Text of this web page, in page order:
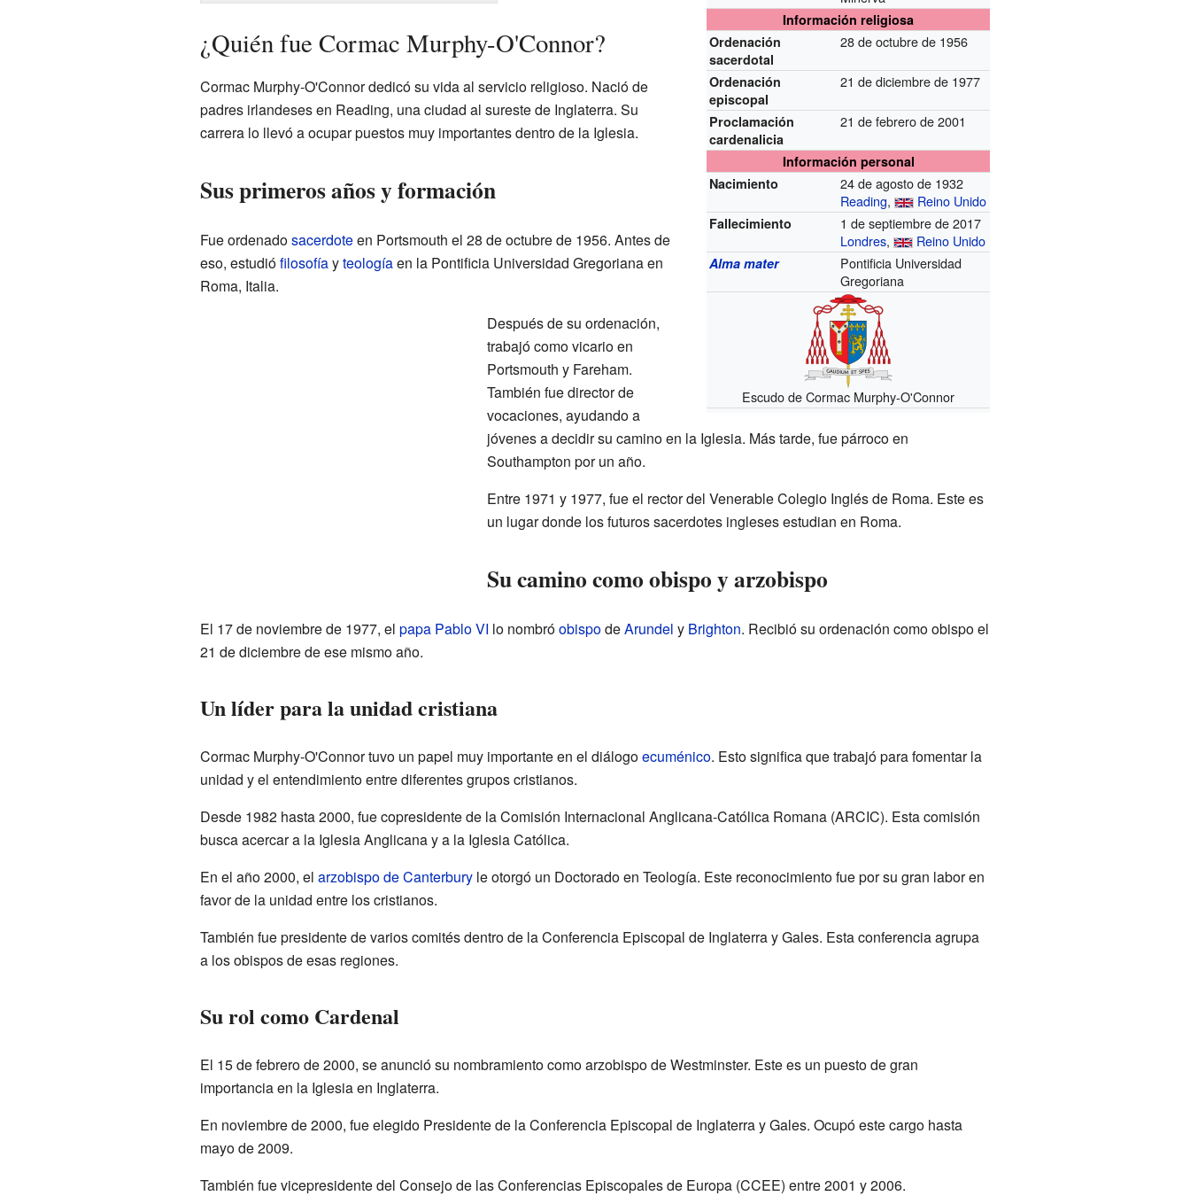
Información religiosa
Ordenación
sacerdotal
28 de octubre de 1956
Ordenación
episcopal
21 de diciembre de 1977
Proclamación
cardenalicia
21 de febrero de 2001
Información personal
Nacimiento
24 de agosto de 1932
Reading, Reino Unido
Fallecimiento
1 de septiembre de 2017
Londres, Reino Unido
Alma mater
Pontificia Universidad
Gregoriana
Escudo de Cormac Murphy-O'Connor
¿Quién fue Cormac Murphy-O'Connor?
Cormac Murphy-O'Connor dedicó su vida al servicio religioso. Nació de
padres irlandeses en Reading, una ciudad al sureste de Inglaterra. Su
carrera lo llevó a ocupar puestos muy importantes dentro de la Iglesia.
Sus primeros años y formación
Fue ordenadosacerdoteen Portsmouth el 28 de octubre de 1956. Antes de
eso, estudiófilosofíayteologíaen la Pontificia Universidad Gregoriana en
Roma, Italia.
Después de su ordenación,
trabajó como vicario en
Portsmouth y Fareham.
También fue director de
vocaciones, ayudando a
jóvenes a decidir su camino en la Iglesia. Más tarde, fue párroco en
Southampton por un año.
Entre 1971 y 1977, fue el rector del Venerable Colegio Inglés de Roma. Este es
un lugar donde los futuros sacerdotes ingleses estudian en Roma.
Su camino como obispo y arzobispo
El 17 de noviembre de 1977, el papa Pablo VI lo nombróobispodeArundel y Brighton. Recibió su ordenación como obispo el
21 de diciembre de ese mismo año.
Un líder para la unidad cristiana
Cormac Murphy-O'Connor tuvo un papel muy importante en el diálogoecuménico. Esto significa que trabajó para fomentar la
unidad y el entendimiento entre diferentes grupos cristianos.
Desde 1982 hasta 2000, fue copresidente de la Comisión Internacional Anglicana-Católica Romana (ARCIC). Esta comisión
busca acercar a la Iglesia Anglicana y a la Iglesia Católica.
En el año 2000, el arzobispo de Canterburyle otorgó un Doctorado en Teología. Este reconocimiento fue por su gran labor en
favor de la unidad entre los cristianos.
También fue presidente de varios comités dentro de la Conferencia Episcopal de Inglaterra y Gales. Esta conferencia agrupa
a los obispos de esas regiones.
Su rol como Cardenal
El 15 de febrero de 2000, se anunció su nombramiento como arzobispo de Westminster. Este es un puesto de gran
importancia en la Iglesia en Inglaterra.
En noviembre de 2000, fue elegido Presidente de la Conferencia Episcopal de Inglaterra y Gales. Ocupó este cargo hasta
mayo de 2009.
También fue vicepresidente del Consejo de las Conferencias Episcopales de Europa (CCEE) entre 2001 y 2006.